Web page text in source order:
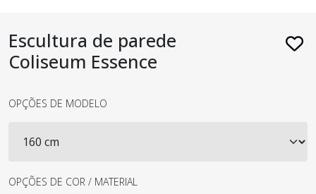
Escultura de parede
Coliseum Essence
OPÇÕES DE MODELO
OPÇÕES DE COR / MATERIAL